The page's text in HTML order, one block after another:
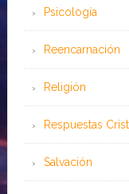
Psicología
Reencarnación
Religión
Respuestas
Salvación